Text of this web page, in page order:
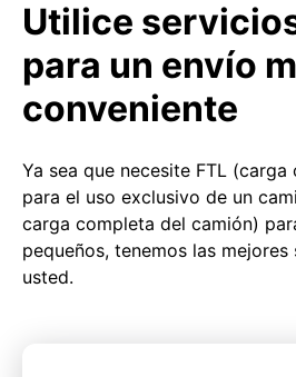
Utilice
para un envío
conveniente
Ya sea que necesite FTL
para el uso exclusivo de un
carga completa del camión)
pequeños, tenemos las mejores
usted.